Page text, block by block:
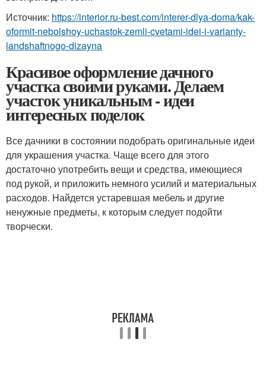
Источник: https://interior.ru-best.com/interer-dlya-doma/kak-
oformit-nebolshoy-uchastok-zemli-cvetami-idei-i-varianty-
landshaftnogo-dizayna
Красивое оформление дачного
участка своими руками. Делаем
участок уникальным - идеи
интересных поделок
Все дачники в состоянии подобрать оригинальные идеи
для украшения участка. Чаще всего для этого
достаточно употребить вещи и средства, имеющиеся
под рукой, и приложить немного усилий и материальных
расходов. Найдется устаревшая мебель и другие
ненужные предметы, к которым следует подойти
творчески.